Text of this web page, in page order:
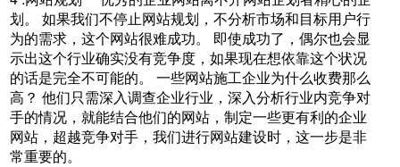
划。 如果我们不停止网站规划，不分析市场和目标用户行
为的需求，这个网站很难成功。 即使成功了，偶尔也会显
示出这个行业确实没有竞争度，如果现在想依靠这个状况
的话是完全不可能的。 一些网站施工企业为什么收费那么
高？ 他们只需深入调查企业行业，深入分析行业内竞争对
手的情况，就能结合他们的网站，制定一些更有利的企业
网站，超越竞争对手，我们进行网站建设时，这一步是非
常重要的。